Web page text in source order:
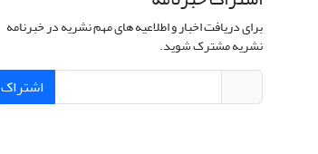
برای دریافت اخبار و اطلاعیه های مهم نشریه در خبرنامه
نشریه مشترک شوید.
اشتراک